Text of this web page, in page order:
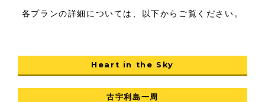
各プランの詳細については、以下からご覧ください。
Heart in the Sky
古宇利島一周